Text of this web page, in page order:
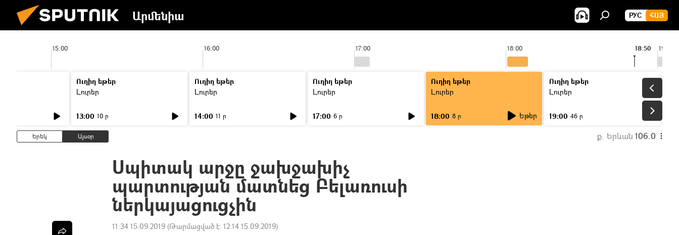
Արմենիա РУС ՀԱՅ
15:00 16:00 17:00 18:00 19:00
18:50
Ուղիղ եթեր
Լուրեր
13:00 10 ր
Ուղիղ եթեր
Լուրեր
14:00 11 ր
Ուղիղ եթեր
Լուրեր
17:00 6 ր
Ուղիղ եթեր
Լուրեր
18:00 8 ր Եթեր
Ուղիղ եթեր
Լուրեր
19:00 46 ր
Երեկ Այսօր ք. Երևան 106.0
Սպիտակ արջը ջախջախիչ
պարտության մատնեց Բելառուսի
ներկայացուցչին
11:34 15.09.2019 (Թարմացված է: 12:14 15.09.2019)